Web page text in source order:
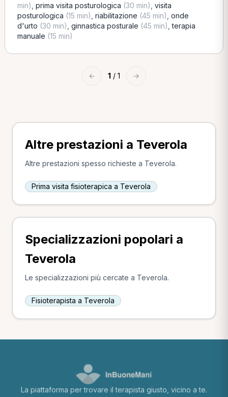
min) prima visita posturologica (30 min) visita
posturologica (15 min) riabilitazione (45 min) onde
d'urto (30 min) ginnastica posturale (45 min) ,terapia
manuale (15 min)
← 1 / 1 →
Altre prestazioni a Teverola
Altre prestazioni spesso richieste a Teverola.
Prima visita fisioterapica a Teverola
Specializzazioni popolari a
Teverola
Le specializzazioni più cercate a Teverola.
Fisioterapista a Teverola
La piattaforma per trovare il terapista giusto, vicino a te.